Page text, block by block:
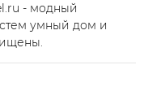
- модный
умный дом и